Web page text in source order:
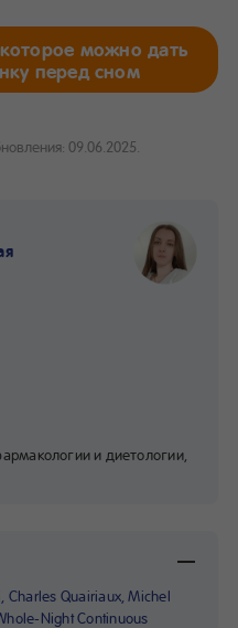
можно дать
перед сном
09.06.2025.
и диетологии,
Charles Quairiaux, Michel
Night Continuous